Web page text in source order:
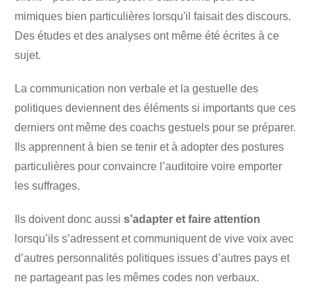
mimiques bien particulières lorsqu'il faisait des discours.
Des études et des analyses ont même été écrites à ce
sujet.
La communication non verbale et la gestuelle des
politiques deviennent des éléments si importants que ces
derniers ont même des coachs gestuels pour se préparer.
Ils apprennent à bien se tenir et à adopter des postures
particulières pour convaincre l’auditoire voire emporter
les suffrages.
Ils doivent donc aussi s’adapter et faire attention
lorsqu’ils s’adressent et communiquent de vive voix avec
d’autres personnalités politiques issues d’autres pays et
ne partageant pas les mêmes codes non verbaux.